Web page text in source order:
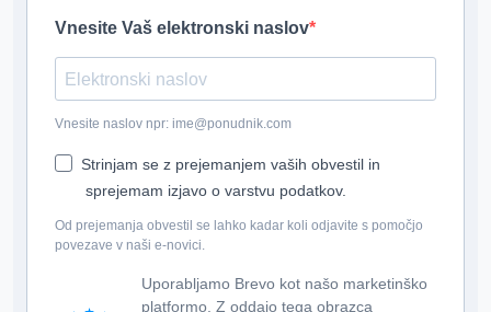
Vnesite Vaš elektronski naslov
Vnesite naslov npr: ime@ponudnik.com
Strinjam se z prejemanjem vaših obvestil in
sprejemam izjavo o varstvu podatkov.
Od prejemanja obvestil se lahko kadar koli odjavite s pomočjo
povezave v naši e-novici.
Uporabljamo Brevo kot našo marketinško
platformo. Z oddajo tega obrazca